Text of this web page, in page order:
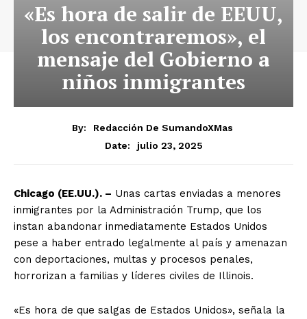
«Es hora de salir de EEUU,
los encontraremos», el
mensaje del Gobierno a
niños inmigrantes
By:
Redacción De SumandoXMas
Date:
julio 23, 2025
Chicago (EE.UU.). – Unas cartas enviadas a menores
inmigrantes por la Administración Trump, que los
instan abandonar inmediatamente Estados Unidos
pese a haber entrado legalmente al país y amenazan
con deportaciones, multas y procesos penales,
horrorizan a familias y líderes civiles de Illinois.
«Es hora de que salgas de Estados Unidos», señala la